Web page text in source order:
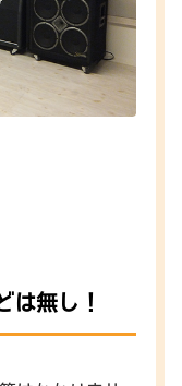
は無し！